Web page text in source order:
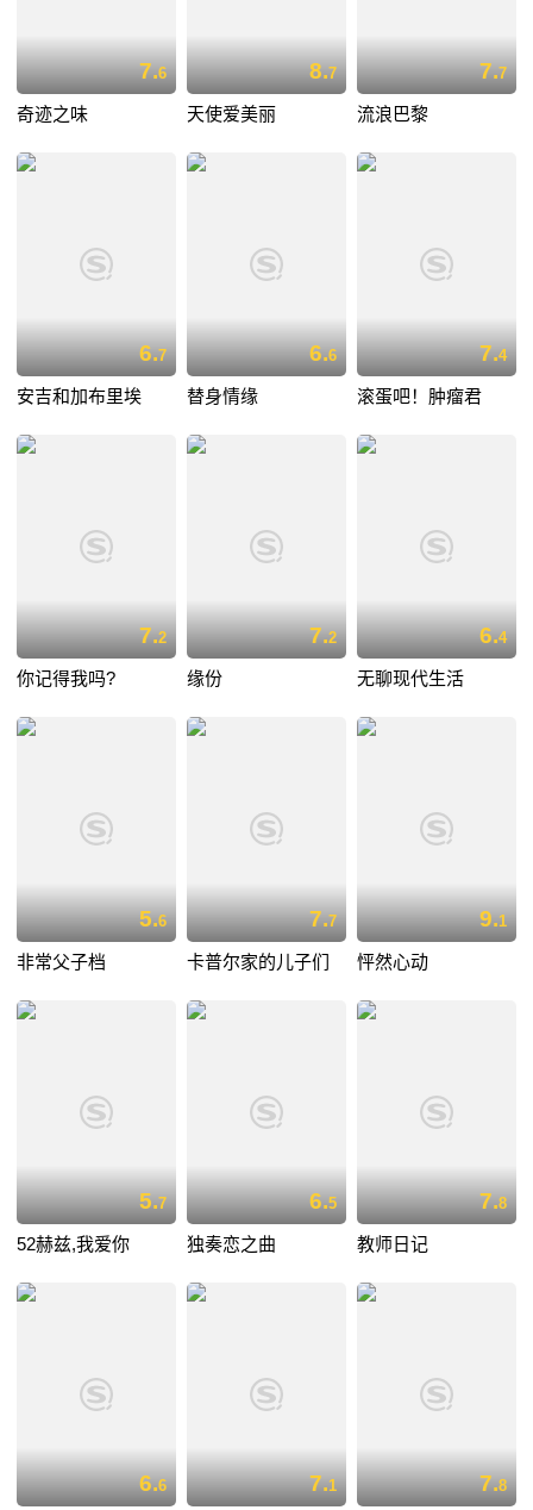
7.6
奇迹之味
8.7
天使爱美丽
7.7
流浪巴黎
6.7
安吉和加布里埃
6.6
替身情缘
7.4
滚蛋吧！肿瘤君
7.2
你记得我吗?
7.2
缘份
6.4
无聊现代生活
5.6
非常父子档
7.7
卡普尔家的儿子们
9.1
怦然心动
5.7
52赫兹,我爱你
6.5
独奏恋之曲
7.8
教师日记
6.6 7.1 7.8